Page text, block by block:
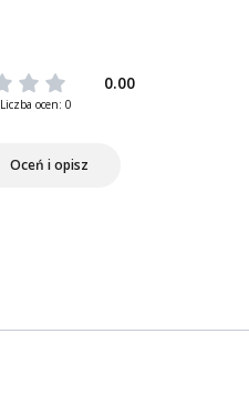
0.00
Liczba ocen: 0
Oceń i opisz